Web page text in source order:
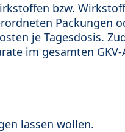
bzw.
Packungen
je Tagesdosis.
im gesamten
lassen wollen.